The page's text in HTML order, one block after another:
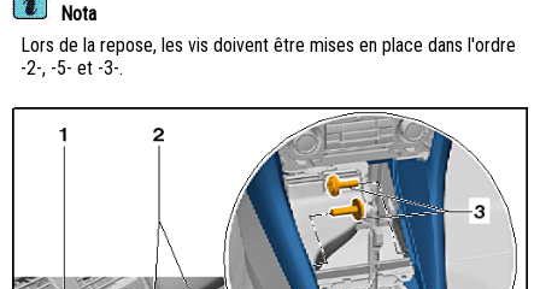
Nota
Lors de la repose, les vis doivent être mises en place dans l'ordre
-2-, -5- et -3-.